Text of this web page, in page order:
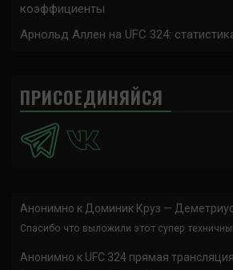
коэффициенты
Арнольд Аллен на UFC 324:
ПРИСОЕДИНЯЙСЯ
Анонимно к Доминик Круз —
Спасибо что выложили этот супер
Анонимно к UFC 324 прямая трансляция